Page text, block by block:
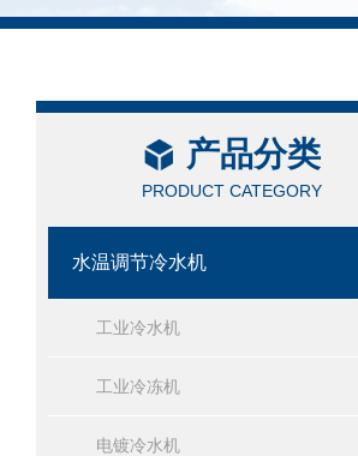
产品分类
PRODUCT CATEGORY
水温调节冷水机
工业冷水机
工业冷冻机
电镀冷水机